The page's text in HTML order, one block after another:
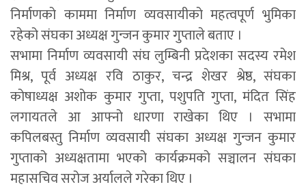
निर्माणको काममा निर्माण व्यवसायीको महत्वपूर्ण भुमिका
रहेको संघका अध्यक्ष गुन्जन कुमार गुप्ताले बताए ।
सभामा निर्माण व्यवसायी संघ लुम्बिनी प्रदेशका सदस्य रमेश
मिश्र, पूर्व अध्यक्ष रवि ठाकुर, चन्द्र शेखर श्रेष्ठ, संघका
कोषाध्यक्ष अशोक कुमार गुप्ता, पशुपति गुप्ता, मंदित सिंह
लगायतले आ आफ्नो धारणा राखेका थिए । सभामा
कपिलबस्तु निर्माण व्यवसायी संघका अध्यक्ष गुन्जन कुमार
गुप्ताको अध्यक्षतामा भएको कार्यक्रमको सञ्चालन संघका
महासचिव सरोज अर्यालले गरेका थिए ।